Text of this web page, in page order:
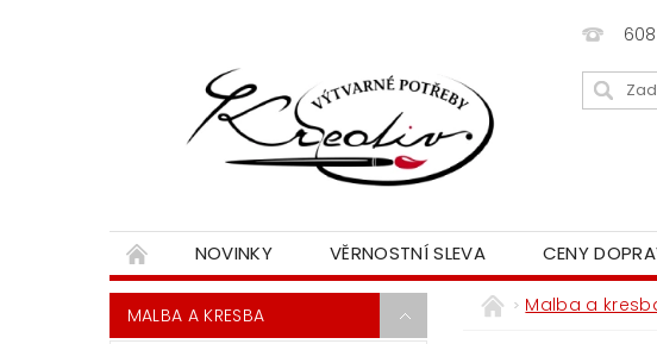
NOVINKY VĚRNOSTNÍ SLEVA CENY
MALBA A KRESBA
Malba a